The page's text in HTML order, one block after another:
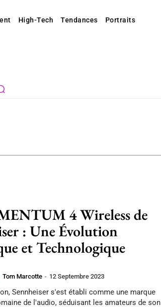
High-Tech Tendances Portraits
4 Wireless de
: Une Évolution
et Technologique
Tom Marcotte - 12 Septembre 2023
Sennheiser s'est établi comme une marque
de l'audio, séduisant les amateurs de son